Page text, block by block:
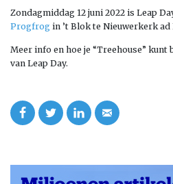
Zondagmiddag 12 juni 2022 is Leap
Progfrog in ’t Blok te Nieuwerkerk ad
Meer info en hoe je “Treehouse” kunt
van Leap Day.